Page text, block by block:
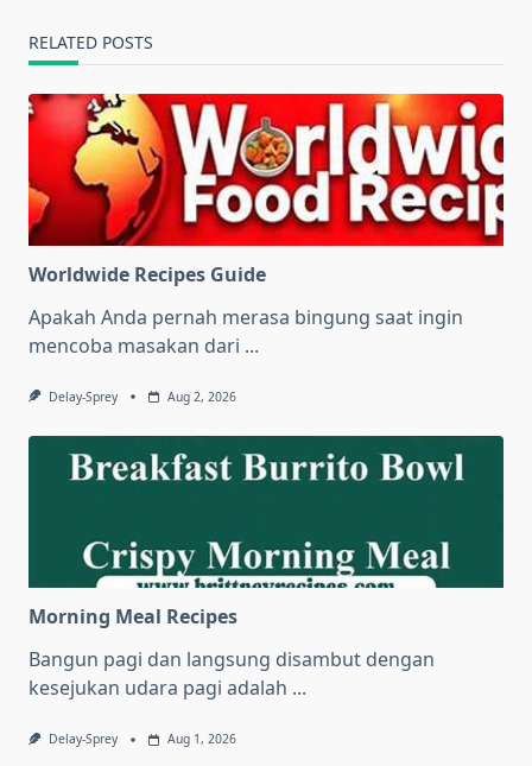
RELATED POSTS
Worldwide Recipes Guide
Apakah Anda pernah merasa bingung saat ingin
mencoba masakan dari ...
Delay-Sprey Aug 2, 2026
Morning Meal Recipes
Bangun pagi dan langsung disambut dengan
kesejukan udara pagi adalah ...
Delay-Sprey Aug 1, 2026